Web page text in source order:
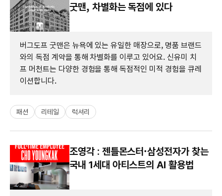
굿맨, 차별화는 독점에 있다
버그도프 굿맨은 뉴욕에 있는 유일한 매장으로, 명품 브랜드
와의 독점 계약을 통해 차별화를 이루고 있어요. 신유미 치
프 머천트는 다양한 경험을 통해 독점적인 미적 경험을 큐레
이션합니다.
패션 리테일 럭셔리
조영각 : 젠틀몬스터·삼성전자가 찾는
국내 1세대 아티스트의 AI 활용법